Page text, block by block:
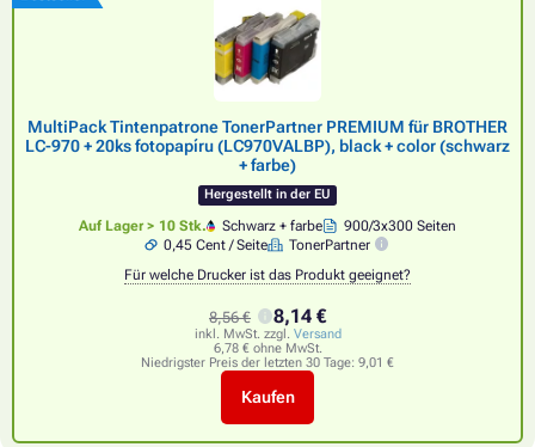
MultiPack Tintenpatrone TonerPartner PREMIUM für BROTHER
LC-970 + 20ks fotopapíru (LC970VALBP), black + color (schwarz
+ farbe)
Hergestellt in der EU
Auf Lager > 10 Stk. Schwarz + farbe
900/3x300 Seiten
0,45 Cent / Seite
TonerPartner
Für welche Drucker ist das Produkt geeignet?
8,56 € 8,14 €
inkl. MwSt. zzgl. Versand
6,78 € ohne MwSt.
Niedrigster Preis der letzten 30 Tage: 9,01 €
Kaufen